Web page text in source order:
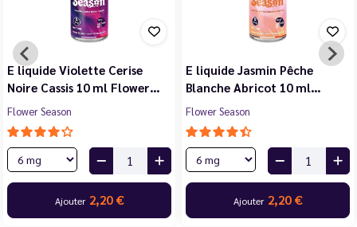
E liquide Violette Cerise
Noire Cassis 10 ml Flower…
Flower Season
Ajouter 2,20 €
E liquide Jasmin Pêche
Blanche Abricot 10 ml…
Flower Season
Ajouter 2,20 €